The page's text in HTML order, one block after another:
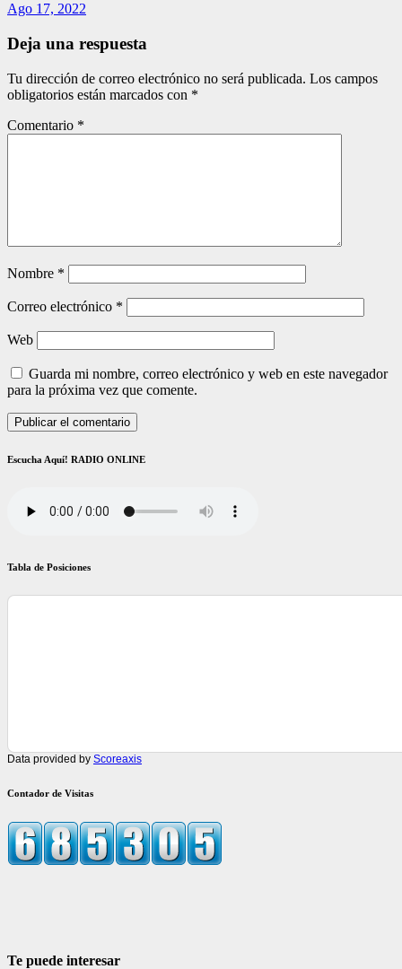
Ago 17, 2022
Deja una respuesta
Tu dirección de correo electrónico no será publicada. Los campos
obligatorios están marcados con *
Comentario *
Nombre *
Correo electrónico *
Web
Guarda mi nombre, correo electrónico y web en este navegador
para la próxima vez que comente.
Escucha Aquí! RADIO ONLINE
Tabla de Posiciones
Data provided by Scoreaxis
Contador de Visitas
Te puede interesar